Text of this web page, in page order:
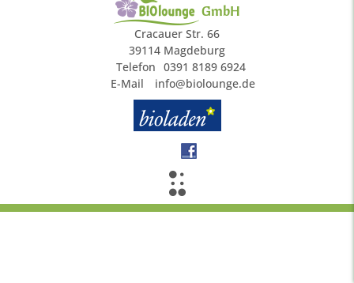
GmbH
Cracauer Str. 66
39114 Magdeburg
Telefon 0391 8189 6924
E-Mail
info@biolounge.de